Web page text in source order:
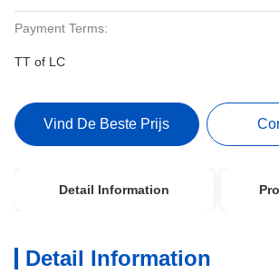
Payment Terms:
TT of LC
Vind De Beste Prijs
Detail Information
Detail Information